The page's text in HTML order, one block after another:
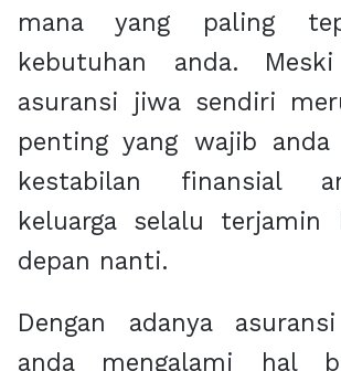
mana yang paling
kebutuhan anda.
asuransi jiwa sendiri
penting yang wajib
kestabilan finansial
keluarga selalu terjamin
depan nanti.
Dengan adanya
anda mengalami hal